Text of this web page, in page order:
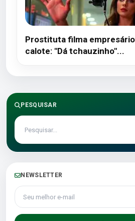
Prostituta filma
calote: "Dá tchauzinho"...
PESQUISAR
NEWSLETTER
Seu melhor e-mail